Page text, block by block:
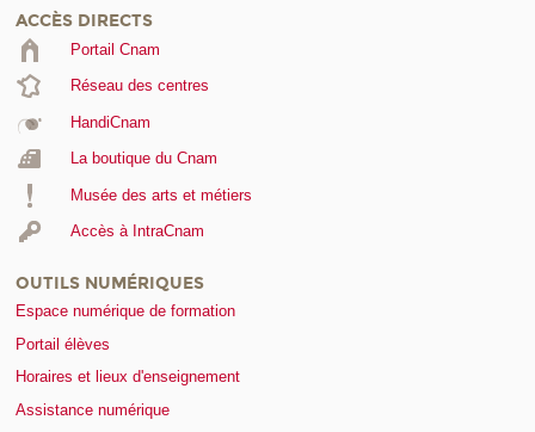
ACCÈS DIRECTS
Portail Cnam
Réseau des centres
HandiCnam
La boutique du Cnam
Musée des arts et métiers
Accès à IntraCnam
OUTILS NUMÉRIQUES
Espace numérique de formation
Portail élèves
Horaires et lieux d'enseignement
Assistance numérique